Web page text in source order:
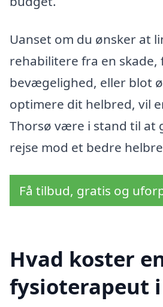
Uanset om du ønsker at
rehabilitere fra en
bevægelighed, eller blot
optimere dit helbred, vil
Thorsø være i stand til at
rejse mod et bedre
Få tilbud, gratis og
Hvad koster
fysioterapeut i